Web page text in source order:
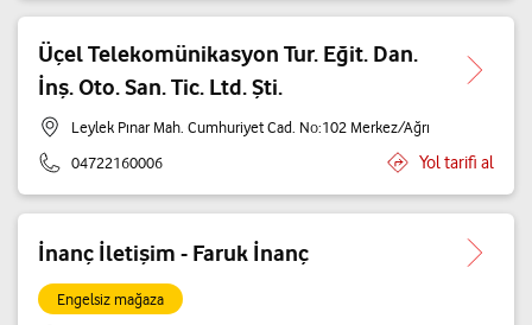
Üçel Telekomünikasyon Tur. Eğit. Dan.
İnş. Oto. San. Tic. Ltd. Şti.
Leylek Pınar Mah. Cumhuriyet Cad. No:102 Merkez/Ağrı
04722160006
Yol tarifi al
İnanç İletişim - Faruk İnanç
Engelsiz mağaza